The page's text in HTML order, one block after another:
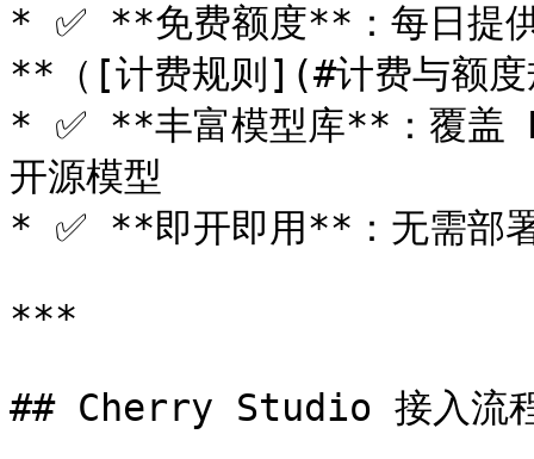
* ✅ **免费额度**：每日提
**（[计费规则](#计费与额
* ✅ **丰富模型库**：覆盖
开源模型
* ✅ **即开即用**：无需部
***
## Cherry Studio 接入流